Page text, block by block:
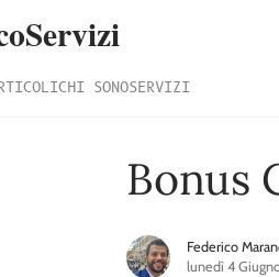
CHI SONOSERVIZI
Bonus
Federico
lunedì 4